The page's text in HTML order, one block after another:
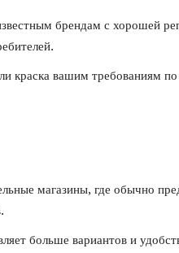
брендам с хорошей
краска вашим требованиям
магазины, где обычно
больше вариантов и